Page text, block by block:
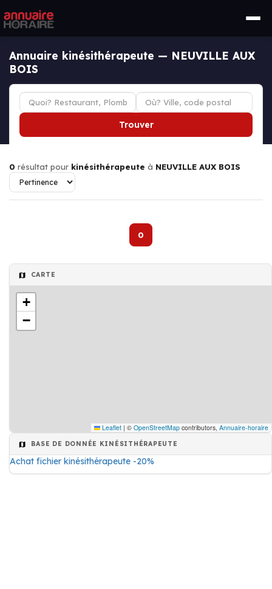
Annuaire kinésithérapeute — NEUVILLE AUX
BOIS
Trouver
0 résultat pour kinésithérapeute à NEUVILLE AUX BOIS
0
CARTE
+
−
Leaflet | © OpenStreetMap contributors, Annuaire-horaire
BASE DE DONNÉE KINÉSITHÉRAPEUTE
Achat fichier kinésithérapeute -20%